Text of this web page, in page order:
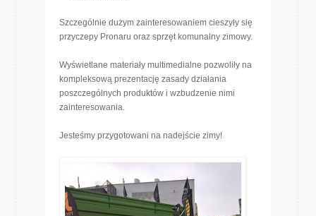
Szczególnie dużym zainteresowaniem cieszyły się
przyczepy Pronaru oraz sprzęt komunalny zimowy.
Wyświetlane materiały multimedialne pozwoliły na
kompleksową prezentację zasady działania
poszczególnych produktów i wzbudzenie nimi
zainteresowania.
Jesteśmy przygotowani na nadejście zimy!